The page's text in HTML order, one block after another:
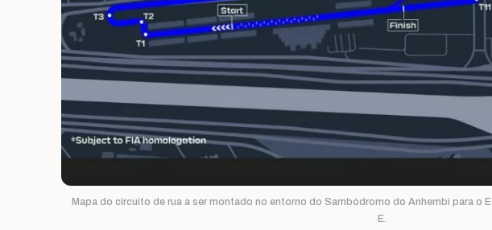
Mapa do circuito de rua a ser montado no entorno do Sambódromo do Anhembi para o
E.